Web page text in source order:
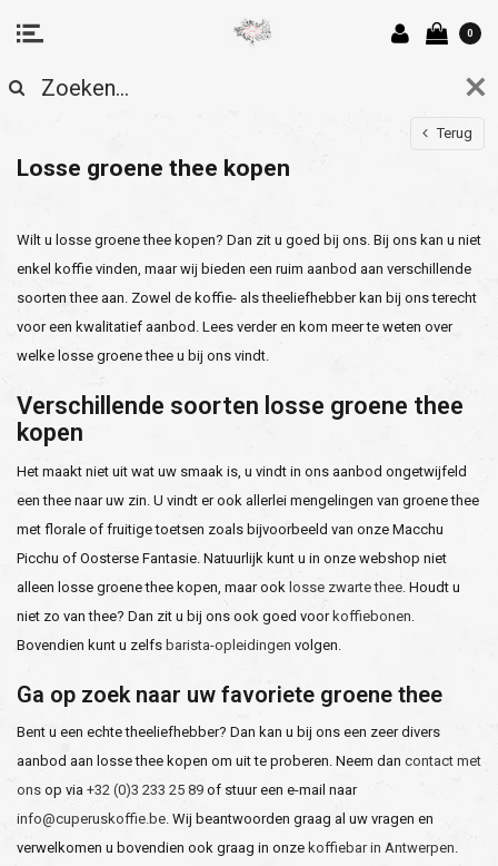
0
Terug
Losse groene thee kopen
Wilt u losse groene thee kopen? Dan zit u goed bij ons. Bij ons kan u niet
enkel koffie vinden, maar wij bieden een ruim aanbod aan verschillende
soorten thee aan. Zowel de koffie- als theeliefhebber kan bij ons terecht
voor een kwalitatief aanbod. Lees verder en kom meer te weten over
welke losse groene thee u bij ons vindt.
Verschillende soorten losse groene thee
kopen
Het maakt niet uit wat uw smaak is, u vindt in ons aanbod ongetwijfeld
een thee naar uw zin. U vindt er ook allerlei mengelingen van groene thee
met florale of fruitige toetsen zoals bijvoorbeeld van onze Macchu
Picchu of Oosterse Fantasie. Natuurlijk kunt u in onze webshop niet
alleen losse groene thee kopen, maar ook losse zwarte thee. Houdt u
niet zo van thee? Dan zit u bij ons ook goed voor koffiebonen.
Bovendien kunt u zelfs barista-opleidingen volgen.
Ga op zoek naar uw favoriete groene thee
Bent u een echte theeliefhebber? Dan kan u bij ons een zeer divers
aanbod aan losse thee kopen om uit te proberen. Neem dan contact met
ons op via +32 (0)3 233 25 89 of stuur een e-mail naar
info@cuperuskoffie.be. Wij beantwoorden graag al uw vragen en
verwelkomen u bovendien ook graag in onze koffiebar in Antwerpen.